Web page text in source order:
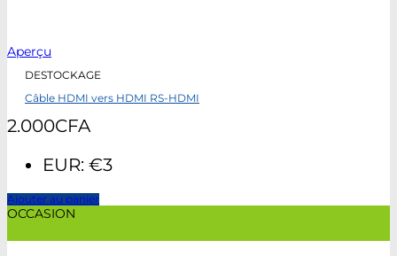
Aperçu
DESTOCKAGE
Câble HDMI vers HDMI RS-HDMI
2.000CFA
EUR: €3
Ajouter au panier
OCCASION